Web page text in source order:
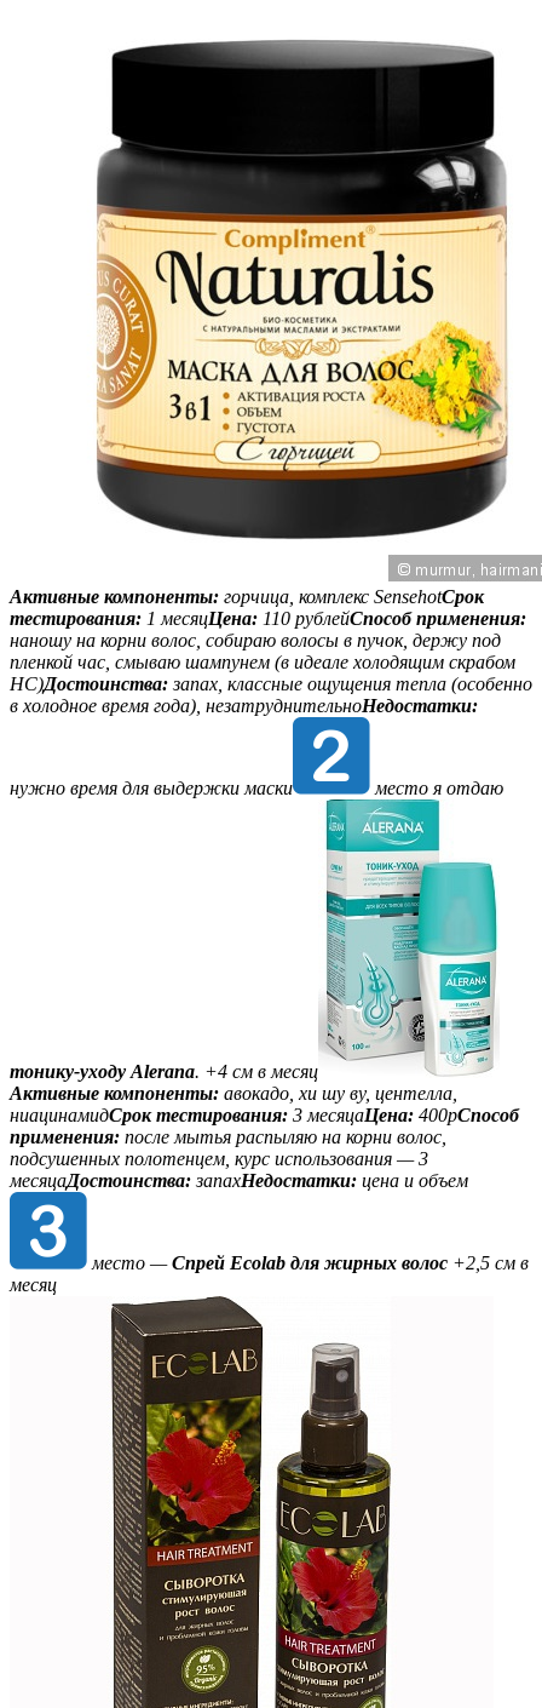
Активные компоненты: горчица, комплекс SensehotСрок
тестирования: 1 месяцЦена: 110 рублейСпособ применения:
наношу на корни волос, собираю волосы в пучок, держу под
пленкой час, смываю шампунем (в идеале холодящим скрабом
НС)Достоинства:запах, классные ощущения тепла (особенно
в холодное время года), незатруднительноНедостатки:
нужно время для выдержки маски место я отдаю
тонику-уходу Alerana. +4 см в месяц
Активные компоненты: авокадо, хи шу ву, центелла,
ниацинамидСрок тестирования: 3 месяцаЦена: 400рСпособ
применения: после мытья распыляю на корни волос,
подсушенных полотенцем, курс использования — 3
месяцаДостоинства:запахНедостатки: цена и объем
место —Спрей Ecolab для жирных волос +2,5 см в
месяц